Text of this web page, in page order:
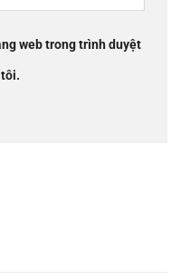
web trong trình duyệt